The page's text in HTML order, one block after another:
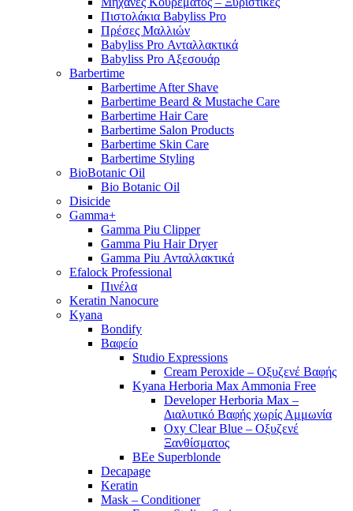
Πιστολάκια Babyliss Pro
Πρέσες Μαλλιών
Babyliss Pro Ανταλλακτικά
Babyliss Pro Αξεσουάρ
Barbertime
Barbertime After Shave
Barbertime Beard & Mustache Care
Barbertime Hair Care
Barbertime Salon Products
Barbertime Skin Care
Barbertime Styling
BioBotanic Oil
Bio Botanic Oil
Disicide
Gamma+
Gamma Piu Clipper
Gamma Piu Hair Dryer
Gamma Piu Ανταλλακτικά
Efalock Professional
Πινέλα
Keratin Nanocure
Kyana
Bondify
Βαφείο
Studio Expressions
Cream Peroxide – Οξυζενέ Βαφής
Kyana Herboria Max Ammonia Free
Developer Herboria Max –
Διαλυτικό Βαφής χωρίς Αμμωνία
Oxy Clear Blue – Οξυζενέ
Ξανθίσματος
BEe Superblonde
Decapage
Keratin
Mask – Conditioner